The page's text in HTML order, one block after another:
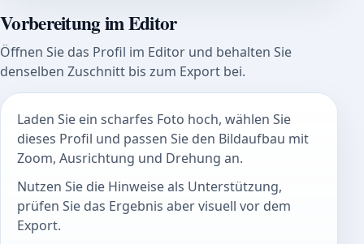
Vorbereitung im Editor
Öffnen Sie das Profil im Editor und behalten Sie
denselben Zuschnitt bis zum Export bei.
Laden Sie ein scharfes Foto hoch, wählen Sie
dieses Profil und passen Sie den Bildaufbau mit
Zoom, Ausrichtung und Drehung an.
Nutzen Sie die Hinweise als Unterstützung,
prüfen Sie das Ergebnis aber visuell vor dem
Export.